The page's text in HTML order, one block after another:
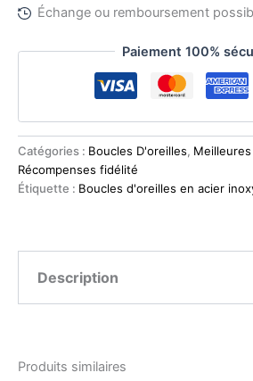
Échange ou remboursement
Paiement 100%
Catégories : Boucles D'oreilles,
Récompenses fidélité
Étiquette : Boucles d'oreilles en acier
Description
Acier inoxydable doré
Produits similaires